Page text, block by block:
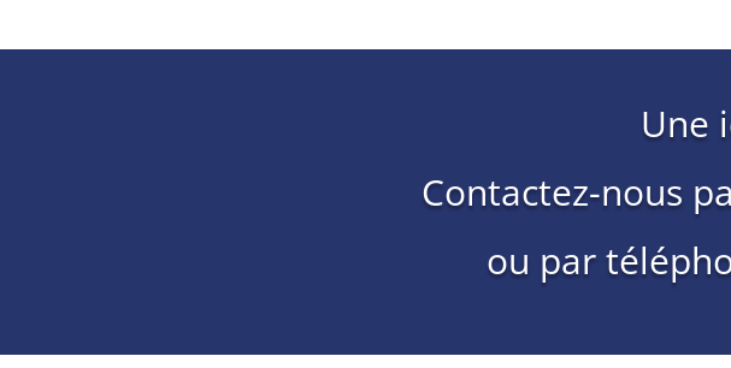
Une
Contactez-nous
ou par